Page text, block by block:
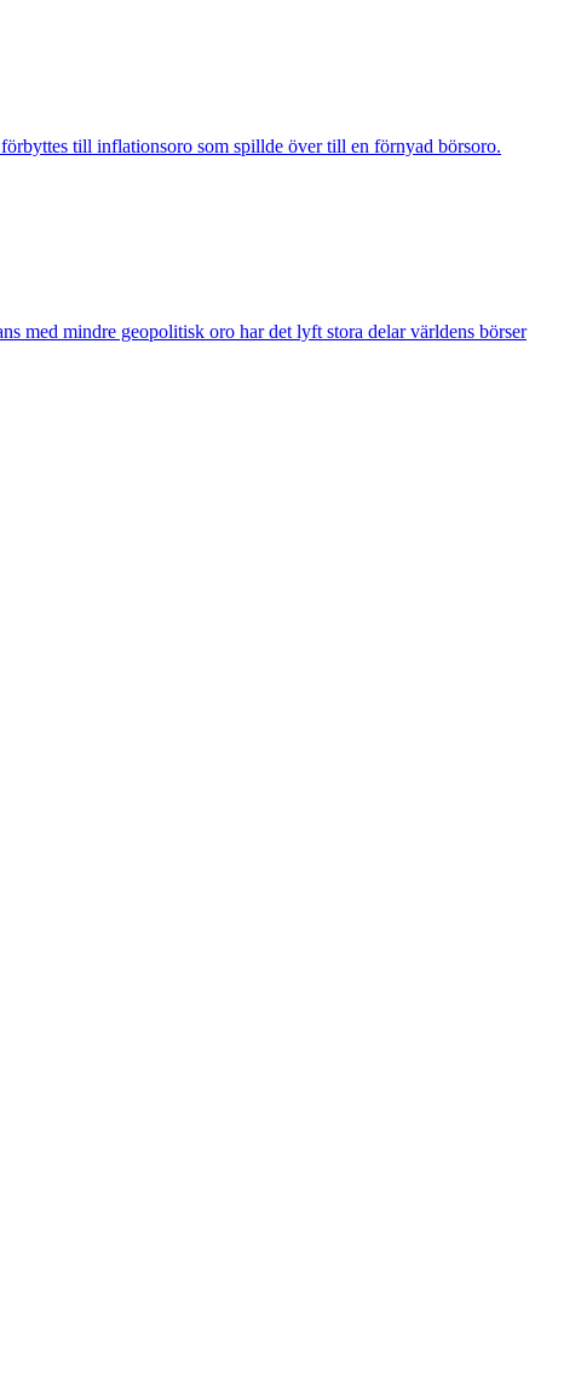
till inflationsoro som spillde över till en förnyad börsoro.
med mindre geopolitisk oro har det lyft stora delar världens börser